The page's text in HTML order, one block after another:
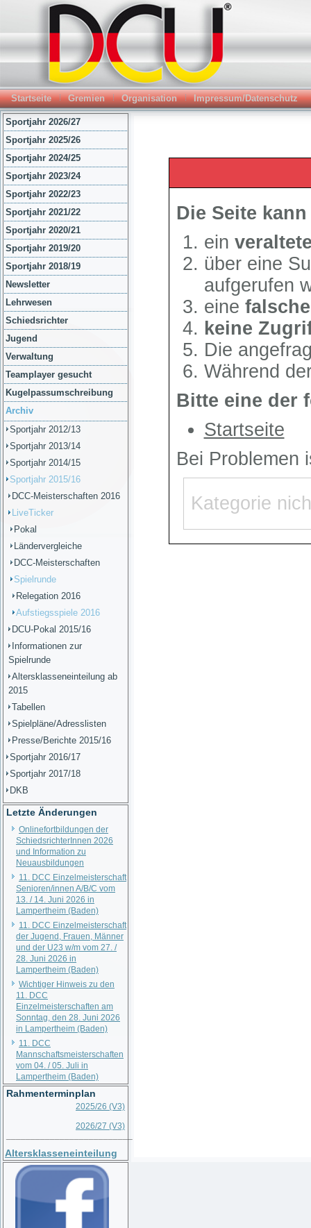
Startseite Gremien Organisation Impressum/Datenschutz
Sportjahr 2026/27
Sportjahr 2025/26
Sportjahr 2024/25
Sportjahr 2023/24
Sportjahr 2022/23
Sportjahr 2021/22
Sportjahr 2020/21
Sportjahr 2019/20
Sportjahr 2018/19
Newsletter
Lehrwesen
Schiedsrichter
Jugend
Verwaltung
Teamplayer gesucht
Kugelpassumschreibung
Archiv
Sportjahr 2012/13
Sportjahr 2013/14
Sportjahr 2014/15
Sportjahr 2015/16
DCC-Meisterschaften 2016
LiveTicker
Pokal
Ländervergleiche
DCC-Meisterschaften
Spielrunde
Relegation 2016
Aufstiegsspiele 2016
DCU-Pokal 2015/16
Informationen zur
Spielrunde
Altersklasseneinteilung ab
2015
Tabellen
Spielpläne/Adresslisten
Presse/Berichte 2015/16
Sportjahr 2016/17
Sportjahr 2017/18
DKB
Letzte Änderungen
Onlinefortbildungen der
SchiedsrichterInnen 2026
und Information zu
Neuausbildungen
11. DCC Einzelmeisterschaft
Senioren/innen A/B/C vom
13. / 14. Juni 2026 in
Lampertheim (Baden)
11. DCC Einzelmeisterschaft
der Jugend, Frauen, Männer
und der U23 w/m vom 27. /
28. Juni 2026 in
Lampertheim (Baden)
Wichtiger Hinweis zu den
11. DCC
Einzelmeisterschaften am
Sonntag, den 28. Juni 2026
in Lampertheim (Baden)
11. DCC
Mannschaftsmeisterschaften
vom 04. / 05. Juli in
Lampertheim (Baden)
Rahmenterminplan
2025/26 (V3)
2026/27 (V3)
Altersklasseneinteilung